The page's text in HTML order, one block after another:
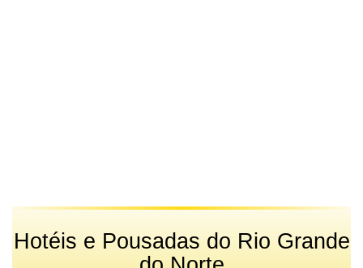
Hotéis e Pousadas do Rio Grande